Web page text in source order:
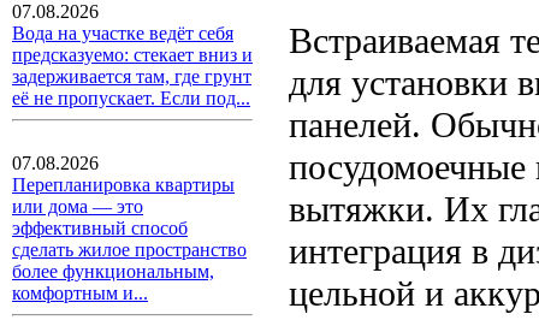
07.08.2026
Вода на участке ведёт себя
предсказуемо: стекает вниз и
задерживается там, где грунт
её не пропускает. Если под...
07.08.2026
Перепланировка квартиры
или дома — это
эффективный способ
сделать жилое пространство
более функциональным,
комфортным и...
Встраиваемая
для установки
панелей.
вытяжки. Их
интеграция в
цельной и